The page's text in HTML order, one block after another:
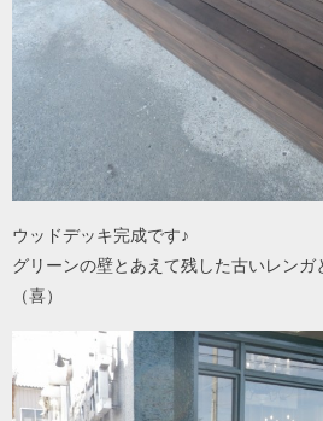
ウッドデッキ完成です♪
グリーンの壁とあえて残した古いレン
（喜）